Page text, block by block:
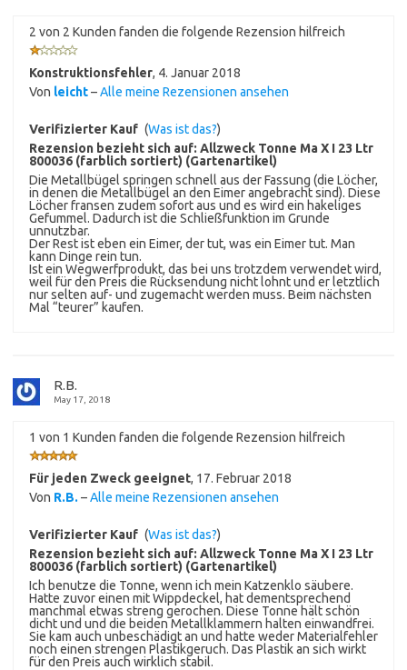
2 von 2 Kunden fanden die folgende Rezension hilfreich
Konstruktionsfehler, 4. Januar 2018
Von leicht–Alle meine Rezensionen ansehen
Verifizierter Kauf (Was ist das?)
Rezension bezieht sich auf: Allzweck Tonne Ma X I 23 Ltr
800036 (farblich sortiert) (Gartenartikel)
Die Metallbügel springen schnell aus der Fassung (die Löcher,
in denen die Metallbügel an den Eimer angebracht sind). Diese
Löcher fransen zudem sofort aus und es wird ein hakeliges
Gefummel. Dadurch ist die Schließfunktion im Grunde
unnutzbar.
Der Rest ist eben ein Eimer, der tut, was ein Eimer tut. Man
kann Dinge rein tun.
Ist ein Wegwerfprodukt, das bei uns trotzdem verwendet wird,
weil für den Preis die Rücksendung nicht lohnt und er letztlich
nur selten auf- und zugemacht werden muss. Beim nächsten
Mal “teurer” kaufen.
R.B.
May 17, 2018
1 von 1 Kunden fanden die folgende Rezension hilfreich
Für jeden Zweck geeignet, 17. Februar 2018
Von R.B. –Alle meine Rezensionen ansehen
Verifizierter Kauf (Was ist das?)
Rezension bezieht sich auf: Allzweck Tonne Ma X I 23 Ltr
800036 (farblich sortiert) (Gartenartikel)
Ich benutze die Tonne, wenn ich mein Katzenklo säubere.
Hatte zuvor einen mit Wippdeckel, hat dementsprechend
manchmal etwas streng gerochen. Diese Tonne hält schön
dicht und und die beiden Metallklammern halten einwandfrei.
Sie kam auch unbeschädigt an und hatte weder Materialfehler
noch einen strengen Plastikgeruch. Das Plastik an sich wirkt
für den Preis auch wirklich stabil.